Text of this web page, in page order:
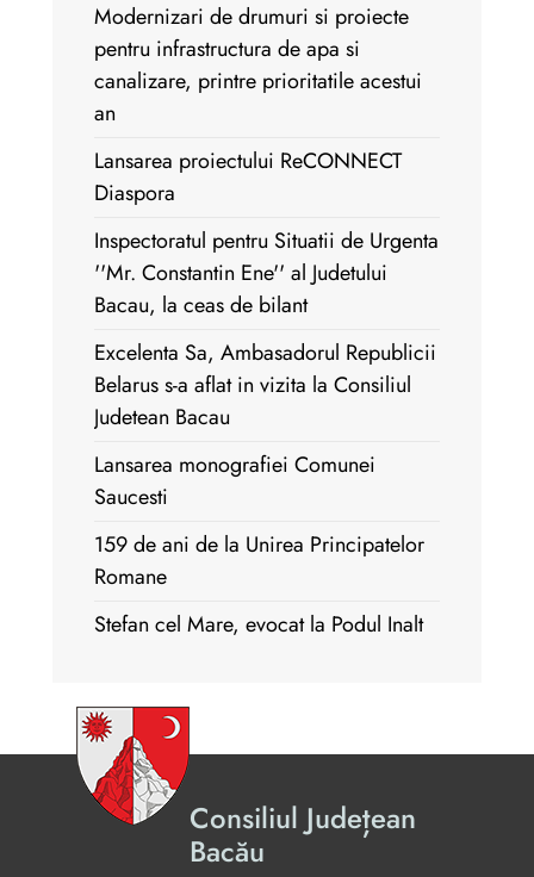
Modernizari de drumuri si proiecte
pentru infrastructura de apa si
canalizare, printre prioritatile acestui
an
Lansarea proiectului ReCONNECT
Diaspora
Inspectoratul pentru Situatii de Urgenta
''Mr. Constantin Ene'' al Judetului
Bacau, la ceas de bilant
Excelenta Sa, Ambasadorul Republicii
Belarus s-a aflat in vizita la Consiliul
Judetean Bacau
Lansarea monografiei Comunei
Saucesti
159 de ani de la Unirea Principatelor
Romane
Stefan cel Mare, evocat la Podul Inalt
Consiliul Județean
Bacău